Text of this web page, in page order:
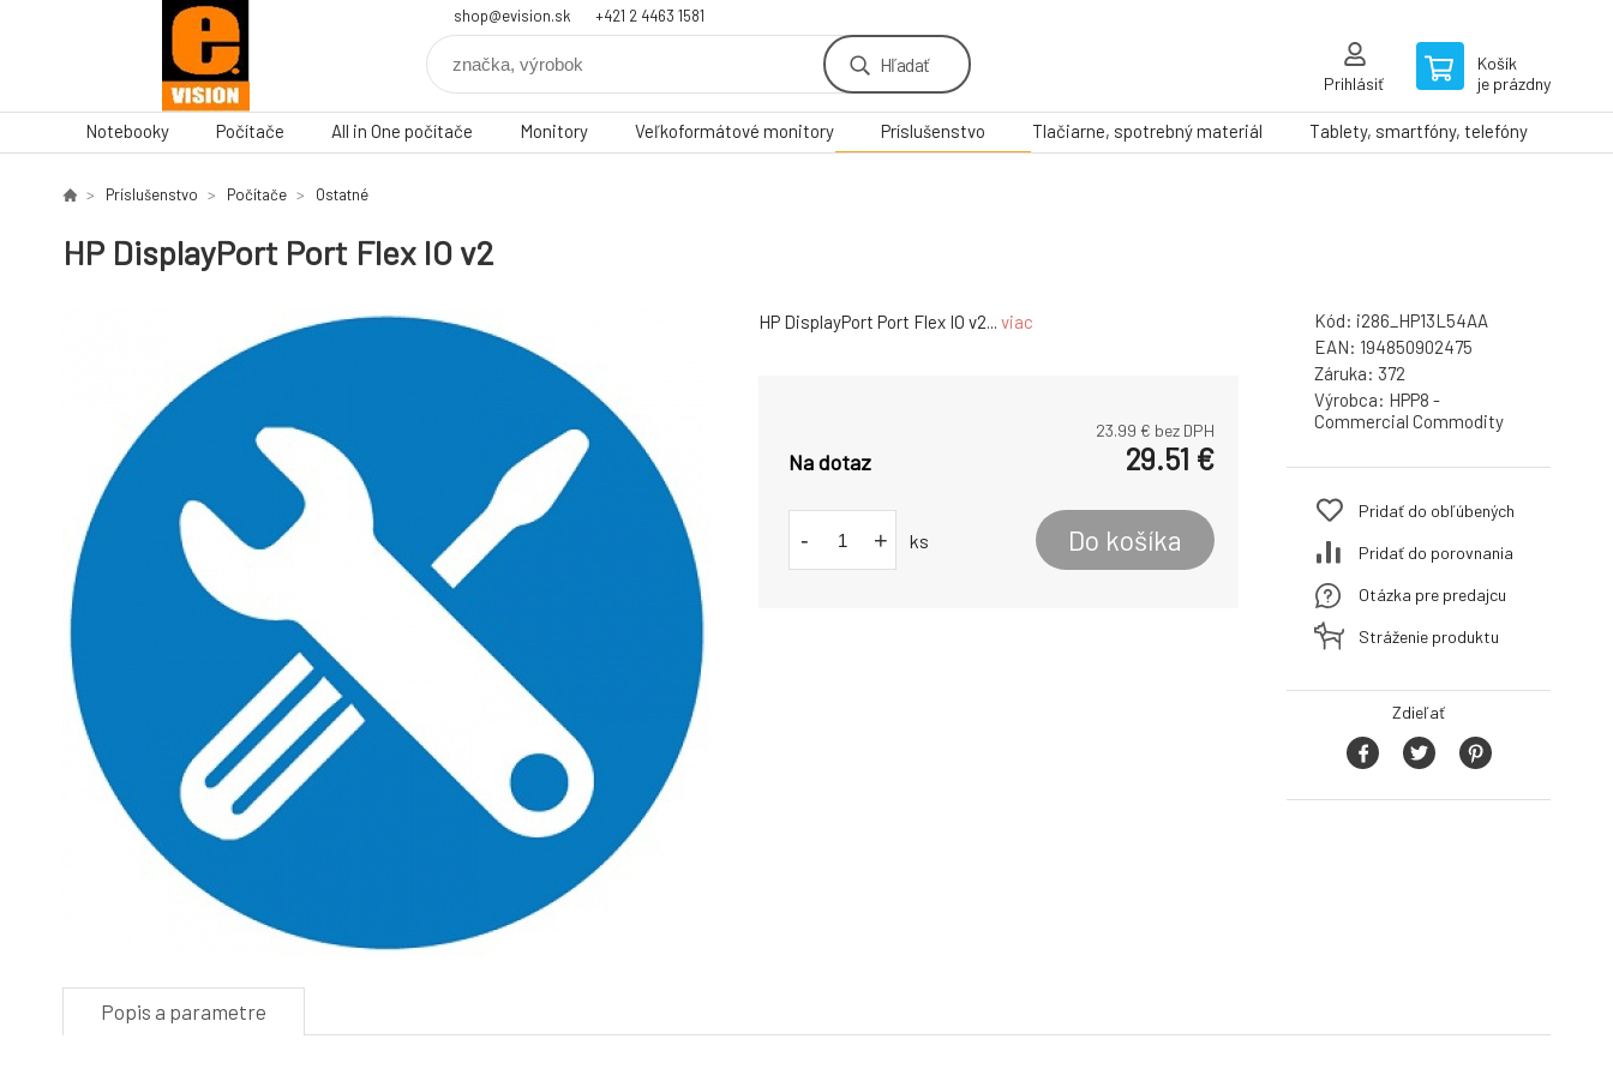
shop@evision.sk +421 2 4463 1581
Hľadať
Prihlásiť
Košík
je prázdny
Notebooky Počítače All in One počítače Monitory Veľkoformátové monitory Príslušenstvo Tlačiarne, spotrebný materiál Tablety, smartfóny, telefóny
Príslušenstvo Počítače Ostatné
HP DisplayPort Port Flex IO v2
HP DisplayPort Port Flex IO v2... viac
23.99 € bez DPH
Na dotaz 29.51 €
- + ks Do košíka
Kód: i286_HP13L54AA
EAN: 194850902475
Záruka: 372
Výrobca: HPP8 -
Commercial Commodity
Pridať do obľúbených
Pridať do porovnania
Otázka pre predajcu
Stráženie produktu
Zdieľať
Popis a parametre